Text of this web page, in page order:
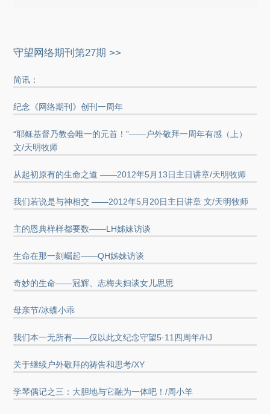
守望网络期刊第27期 >>
简讯：
纪念《网络期刊》创刊一周年
“耶稣基督乃教会唯一的元首！”——户外敬拜一周年有感（上）
文/天明牧师
从起初原有的生命之道 ——2012年5月13日主日讲章/天明牧师
我们若说是与神相交 ——2012年5月20日主日讲章 文/天明牧师
主的恩典样样都要数——LH姊妹访谈
生命在那一刻崛起——QH姊妹访谈
奇妙的生命——冠辉、志梅夫妇谈女儿思思
母亲节/冰蝶小乖
我们本一无所有——仅以此文纪念守望5·11四周年/HJ
关于继续户外敬拜的祷告和思考/XY
学琴偶记之三：大胆地与它融为一体吧！/周小羊